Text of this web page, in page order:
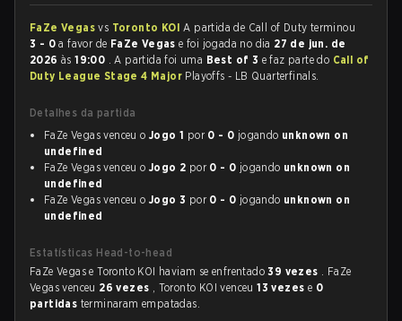
FaZe Vegasvs Toronto KOIA partida de Call of Duty terminou
3 - 0 a favor de FaZe Vegase foi jogada no dia 27 de jun. de
2026 às19:00 . A partida foi uma Best of 3 e faz parte do Call of
Duty League Stage 4 Major Playoffs - LB Quarterfinals.
Detalhes da partida
FaZe Vegas venceu o Jogo 1 por 0 - 0 jogando unknown on
undefined
FaZe Vegas venceu o Jogo 2 por 0 - 0 jogando unknown on
undefined
FaZe Vegas venceu o Jogo 3 por 0 - 0 jogando unknown on
undefined
Estatísticas Head-to-head
FaZe Vegas e Toronto KOI haviam se enfrentado39 vezes . FaZe
Vegas venceu 26 vezes , Toronto KOI venceu13 vezes e 0
partidas terminaram empatadas.